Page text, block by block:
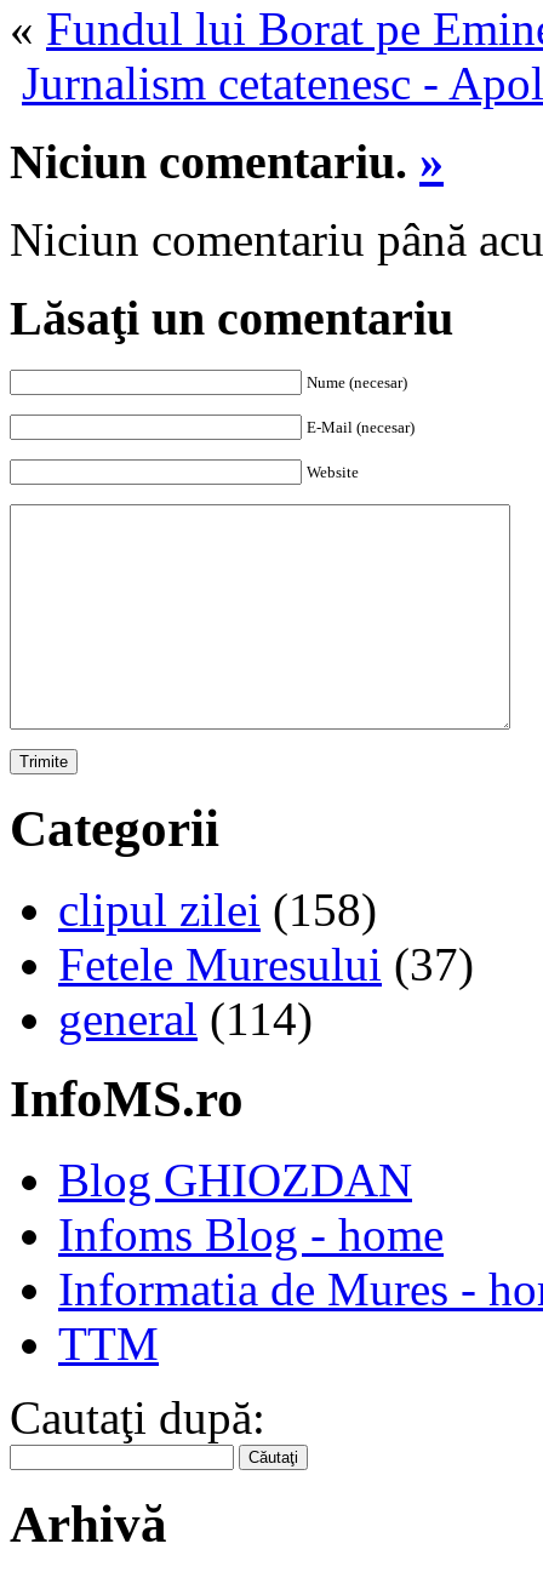
« Fundul lui Borat pe
Jurnalism cetatenesc -
Niciun comentariu. »
Niciun comentariu până
Lăsaţi un comentariu
Nume (necesar)
E-Mail (necesar)
Website
Categorii
clipul zilei (158)
Fetele Muresului (37)
general (114)
InfoMS.ro
Blog GHIOZDAN
Infoms Blog - home
Informatia de Mures -
TTM
Cautaţi după:
Arhivă